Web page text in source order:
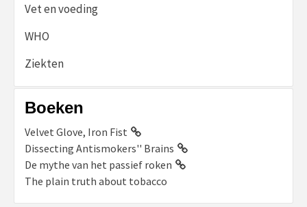
Vet en voeding
WHO
Ziekten
Boeken
Velvet Glove, Iron Fist
Dissecting Antismokers'' Brains
De mythe van het passief roken
The plain truth about tobacco